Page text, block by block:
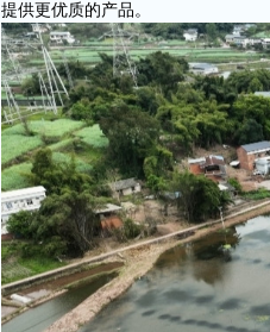
提供更优质的产品。